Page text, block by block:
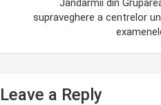
Jandarmii din
supraveghere a centrelor
Leave a Reply